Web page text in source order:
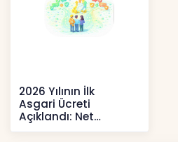
2026 Yılının İlk
Asgari Ücreti
Açıklandı: Net
52.738 TL, Ek Destek